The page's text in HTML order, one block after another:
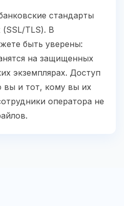
стандарты
TLS). В
быть уверены:
на защищенных
экземплярах. Доступ
вы и тот, кому вы их
оператора не